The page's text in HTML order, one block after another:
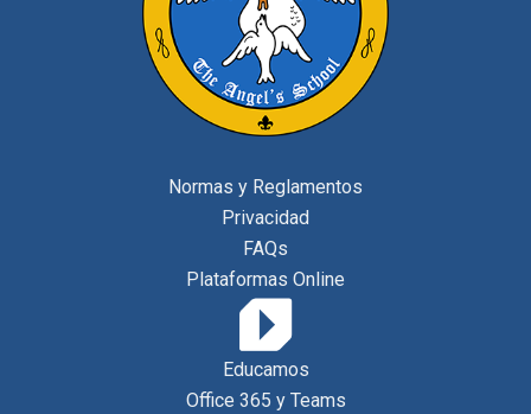
Normas y Reglamentos
Privacidad
FAQs
Plataformas Online
Educamos
Office 365 y Teams